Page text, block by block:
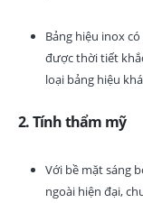
Bảng hiệu inox
được thời tiết
loại bảng hiệu
2. Tính thẩm mỹ
Với bề mặt sáng
ngoài hiện đại,